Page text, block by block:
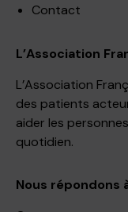
Contact
L’Association
L’Association
des patients
aider les
quotidien.
Nous répondons